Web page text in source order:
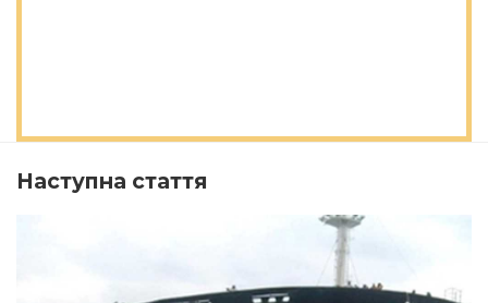
Наступна стаття